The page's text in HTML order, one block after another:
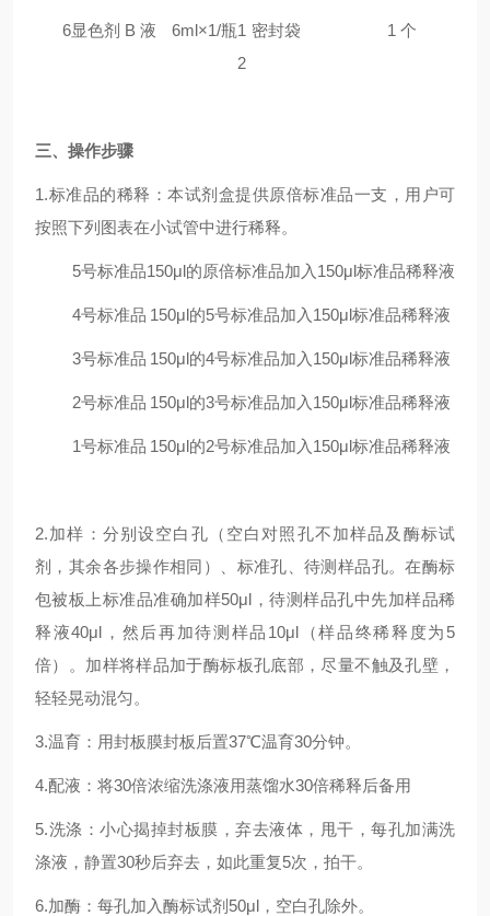
6显色剂 B 液 6ml×1/瓶1
2
密封袋 1 个
三、操作步骤
1.标准品的稀释：本试剂盒提供原倍标准品一支，用户可
按照下列图表在小试管中进行稀释。
5号标准品150μl的原倍标准品加入150μl标准品稀释液
4号标准品 150μl的5号标准品加入150μl标准品稀释液
3号标准品 150μl的4号标准品加入150μl标准品稀释液
2号标准品 150μl的3号标准品加入150μl标准品稀释液
1号标准品 150μl的2号标准品加入150μl标准品稀释液
2.加样：分别设空白孔（空白对照孔不加样品及酶标试
剂，其余各步操作相同）、标准孔、待测样品孔。在酶标
包被板上标准品准确加样50μl，待测样品孔中先加样品稀
释液40μl，然后再加待测样品10μl（样品终稀释度为5
倍）。加样将样品加于酶标板孔底部，尽量不触及孔壁，
轻轻晃动混匀。
3.温育：用封板膜封板后置37℃温育30分钟。
4.配液：将30倍浓缩洗涤液用蒸馏水30倍稀释后备用
5.洗涤：小心揭掉封板膜，弃去液体，甩干，每孔加满洗
涤液，静置30秒后弃去，如此重复5次，拍干。
6.加酶：每孔加入酶标试剂50μl，空白孔除外。